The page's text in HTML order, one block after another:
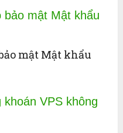
mật Mật khẩu